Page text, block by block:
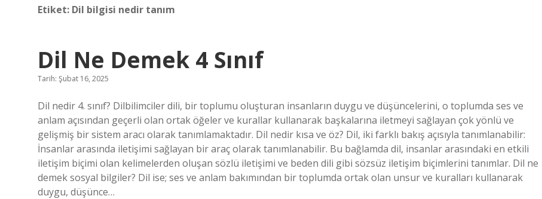
Etiket: Dil bilgisi nedir tanım
Dil Ne Demek 4 Sınıf
Tarih: Şubat 16, 2025
Dil nedir 4. sınıf? Dilbilimciler dili, bir toplumu oluşturan insanların duygu ve düşüncelerini, o toplumda ses ve
anlam açısından geçerli olan ortak öğeler ve kurallar kullanarak başkalarına iletmeyi sağlayan çok yönlü ve
gelişmiş bir sistem aracı olarak tanımlamaktadır. Dil nedir kısa ve öz? Dil, iki farklı bakış açısıyla tanımlanabilir:
İnsanlar arasında iletişimi sağlayan bir araç olarak tanımlanabilir. Bu bağlamda dil, insanlar arasındaki en etkili
iletişim biçimi olan kelimelerden oluşan sözlü iletişimi ve beden dili gibi sözsüz iletişim biçimlerini tanımlar. Dil ne
demek sosyal bilgiler? Dil ise; ses ve anlam bakımından bir toplumda ortak olan unsur ve kuralları kullanarak
duygu, düşünce…